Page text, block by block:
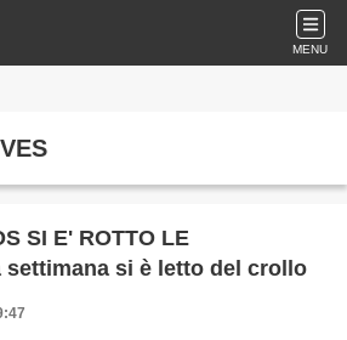
MENU
SI E' ROTTO LE
settimana si è letto del crollo